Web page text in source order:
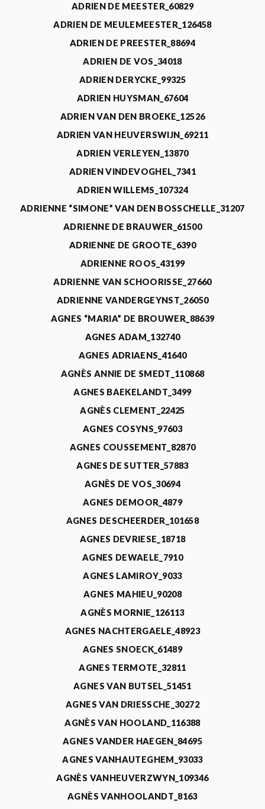
ADRIEN DE MEESTER_60829
ADRIEN DE MEULEMEESTER_126458
ADRIEN DE PREESTER_88694
ADRIEN DE VOS_34018
ADRIEN DERYCKE_99325
ADRIEN HUYSMAN_67604
ADRIEN VAN DEN BROEKE_12526
ADRIEN VAN HEUVERSWIJN_69211
ADRIEN VERLEYEN_13870
ADRIEN VINDEVOGHEL_7341
ADRIEN WILLEMS_107324
ADRIENNE “SIMONE” VAN DEN BOSSCHELLE_31207
ADRIENNE DE BRAUWER_61500
ADRIENNE DE GROOTE_6390
ADRIENNE ROOS_43199
ADRIENNE VAN SCHOORISSE_27660
ADRIENNE VANDERGEYNST_26050
AGNES “MARIA” DE BROUWER_88639
AGNES ADAM_132740
AGNES ADRIAENS_41640
AGNÈS ANNIE DE SMEDT_110868
AGNES BAEKELANDT_3499
AGNÈS CLEMENT_22425
AGNES COSYNS_97603
AGNES COUSSEMENT_82870
AGNES DE SUTTER_57883
AGNÈS DE VOS_30694
AGNES DEMOOR_4879
AGNES DESCHEERDER_101658
AGNES DEVRIESE_18718
AGNES DEWAELE_7910
AGNES LAMIROY_9033
AGNES MAHIEU_90208
AGNÈS MORNIE_126113
AGNES NACHTERGAELE_48923
AGNES SNOECK_61489
AGNES TERMOTE_32811
AGNES VAN BUTSEL_51451
AGNES VAN DRIESSCHE_30272
AGNÈS VAN HOOLAND_116388
AGNES VANDER HAEGEN_84695
AGNES VANHAUTEGHEM_93033
AGNÈS VANHEUVERZWYN_109346
AGNÈS VANHOOLANDT_8163